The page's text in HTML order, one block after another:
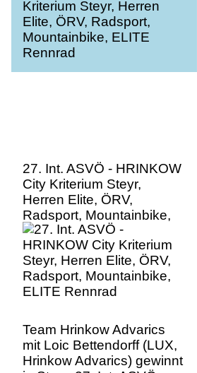
27. Int. ASVÖ - HRINKOW
City Kriterium Steyr,
Herren Elite, ÖRV,
Radsport, Mountainbike,
ELITE Rennrad
Team Hrinkow Advarics
mit Loic Bettendorff (LUX,
Hrinkow Advarics) gewinnt